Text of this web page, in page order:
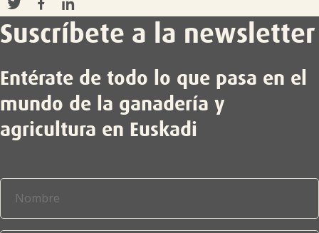
Suscríbete a la newsletter
Entérate de todo lo que pasa en el
mundo de la ganadería y
agricultura en Euskadi